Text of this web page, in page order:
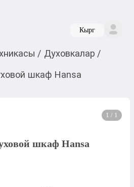
Кырг
/ Духовкалар /
шкаф Hansa
1 / 1
шкаф Hansa